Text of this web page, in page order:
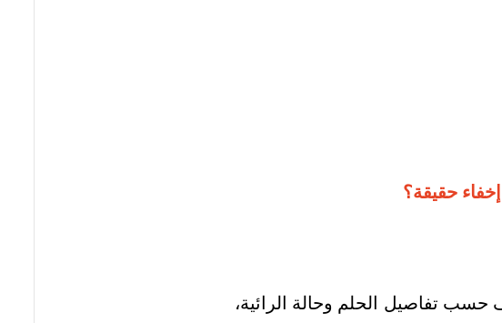
حقيقة؟
حسب تفاصيل الحلم وحالة الرائية،